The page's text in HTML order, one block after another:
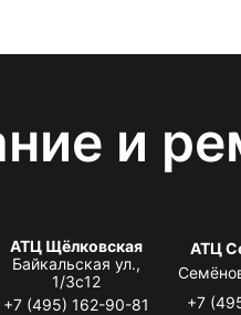
и
АТЦ Щёлковская
Байкальская ул.,
1/3с12
+7 (495) 162-90-81
АТЦ
+7